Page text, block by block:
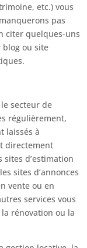
etc.) vous
pas
citer quelques-uns
blog ou site
secteur de
régulièrement,
laissés à
directement
d’estimation
sites d’annonces
vente ou en
services vous
rénovation ou la